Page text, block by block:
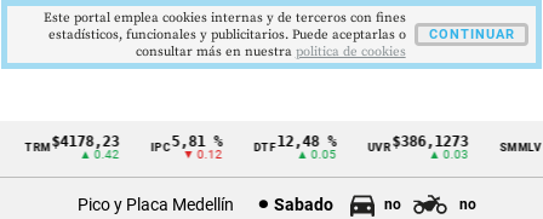
Cintillo
TRM$4178,23
▲ 0.42
5,81 %
▼ 0.12
DTF12,48 %
▲ 0.05
UVR$386,1273
▲ 0.03
SMMLV
Pico y Placa Medellín Sabado no no
Este portal emplea cookies internas y de terceros con fines
estadísticos, funcionales y publicitarios. Puede aceptarlas o
consultar más en nuestra politica de cookies
CONTINUAR